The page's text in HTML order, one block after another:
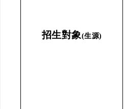
招生對象(生源)